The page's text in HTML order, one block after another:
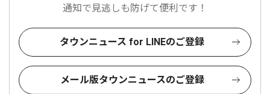
通知で見逃しも防げて便利です！
タウンニュース for LINEのご登録
メール版タウンニュースのご登録